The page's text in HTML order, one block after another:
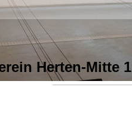
Herten-Mitte